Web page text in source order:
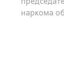
наркома